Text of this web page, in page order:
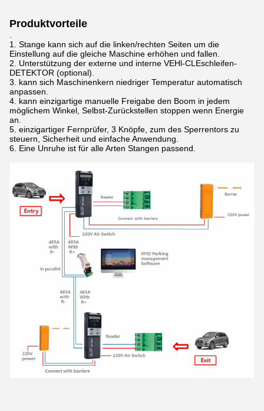
Produktvorteile
.
1. Stange kann sich auf die linken/rechten Seiten um die
Einstellung auf die gleiche Maschine erhöhen und fallen.
2. Unterstützung der externe und interne VEHl-CLEschleifen-
DETEKTOR (optional).
3. kann sich Maschinenkern niedriger Temperatur automatisch
anpassen.
4. kann einzigartige manuelle Freigabe den Boom in jedem
möglichem Winkel, Selbst-Zurückstellen stoppen wenn Energie
an.
5. einzigartiger Fernprüfer, 3 Knöpfe, zum des Sperrentors zu
steuern, Sicherheit und einfache Anwendung.
6. Eine Unruhe ist für alle Arten Stangen passend.